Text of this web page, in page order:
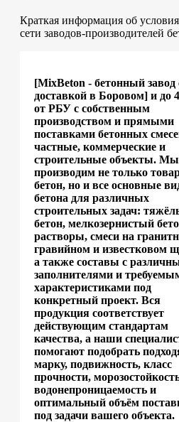
Краткая информация об
сети заводов-производителей
[MixBeton - бетонный завод
доставкой в Боровом] и до
от РБУ с собственным
производством и прямыми
поставками бетонных
частные, коммерческие и
строительные объекты. Мы
производим не только
бетон, но и все основные
бетона для различных
строительных задач:
бетон, мелкозернистый
растворы, смеси на
гравийном и известковом
а также составы с
заполнителями и
характеристиками под
конкретный проект. Вся
продукция соответствует
действующим стандартам
качества, а наши
помогают подобрать
марку, подвижность, класс
прочности,
водонепроницаемость и
оптимальный объём
под задачи вашего объекта.